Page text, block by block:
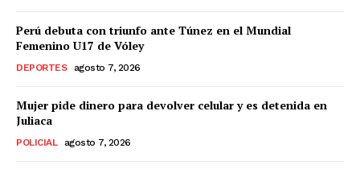
Perú debuta con triunfo ante Túnez en el Mundial
Femenino U17 de Vóley
DEPORTES agosto 7, 2026
Mujer pide dinero para devolver celular y es detenida en
Juliaca
POLICIAL agosto 7, 2026